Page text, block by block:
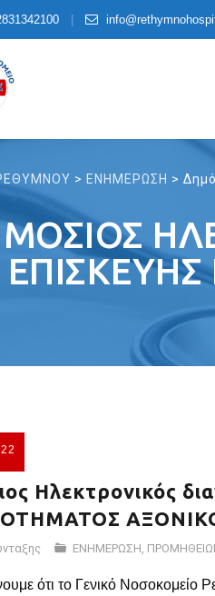
> ΕΝΗΜΕΡΩΣΗ >
Ηλεκτρονικός
ΕΝΗΜΕΡΩΣΗ,
ότι το Γενικό Νοσοκομείο